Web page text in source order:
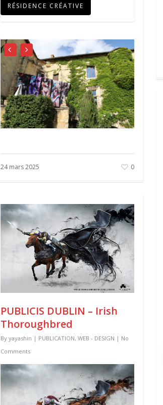
RÉSIDENCE CRÉATIVE
24 mars 2025 0
PUBLICIS DUBLIN – Irish
Thoroughbred
By yayashin | PUBLICATION, WEB - DESIGN | No
Comments